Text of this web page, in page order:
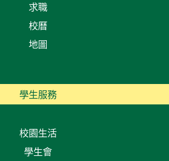
求職
校曆
地圖
學生服務
校園生活
學生會